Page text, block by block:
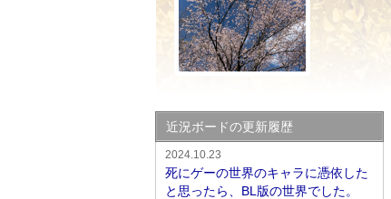
近況ボードの更新履歴
2024.10.23
死にゲーの世界のキャラに憑依した
と思ったら、BL版の世界でした。